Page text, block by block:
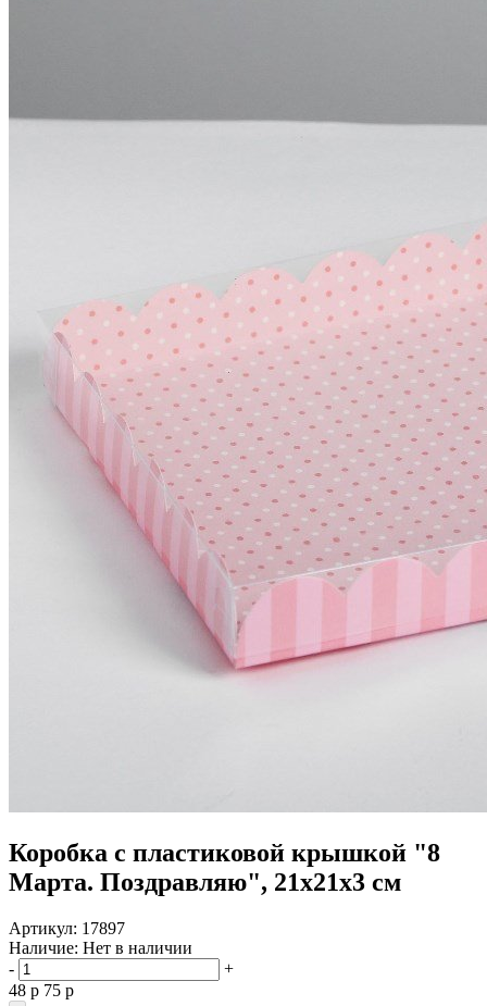
Коробка с пластиковой крышкой "8
Марта. Поздравляю", 21х21х3 см
Артикул: 17897
Наличие: Нет в наличии
-
+
48 p 75 p